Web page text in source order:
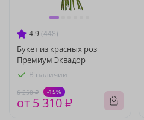
4.9 (448)
Букет из красных роз
Премиум Эквадор
В наличии
6 250 ₽ -15%
от 5 310 ₽